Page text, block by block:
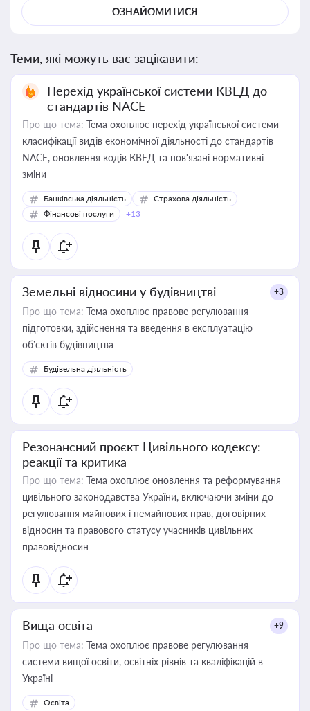
ОЗНАЙОМИТИСЯ
Теми, які можуть вас зацікавити:
Перехід української системи КВЕД до
стандартів NACE
Про що тема: Тема охоплює перехід української системи
класифікації видів економічної діяльності до стандартів
NACE, оновлення кодів КВЕД та пов'язані нормативні
зміни
Банківська діяльність
Страхова діяльність
Фінансові послуги
+13
Земельні відносини у будівництві +3
Про що тема: Тема охоплює правове регулювання
підготовки, здійснення та введення в експлуатацію
об’єктів будівництва
Будівельна діяльність
Резонансний проєкт Цивільного кодексу:
реакції та критика
Про що тема: Тема охоплює оновлення та реформування
цивільного законодавства України, включаючи зміни до
регулювання майнових і немайнових прав, договірних
відносин та правового статусу учасників цивільних
правовідносин
Вища освіта +9
Про що тема: Тема охоплює правове регулювання
системи вищої освіти, освітніх рівнів та кваліфікацій в
Україні
Освіта